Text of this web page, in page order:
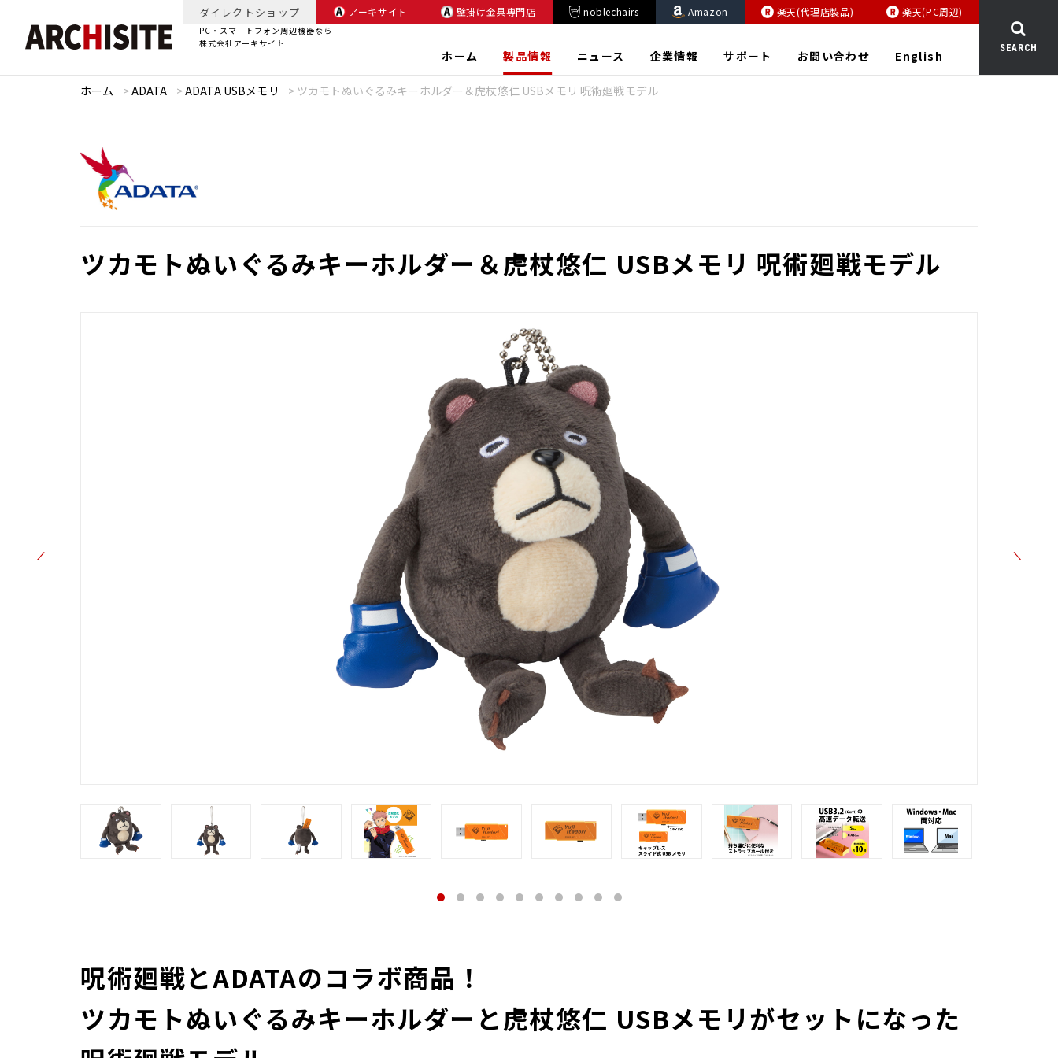
PC・スマートフォン周辺機器なら
株式会社アーキサイト
ダイレクトショップ アーキサイト 壁掛け金具専門店 noblechairs Amazon 楽天(代理店製品) 楽天(PC周辺)
ホーム 製品情報 ニュース 企業情報 サポート お問い合わせ English SEARCH
ホーム >ADATA >ADATA USBメモリ > ツカモトぬいぐるみキーホルダー＆虎杖悠仁 USBメモリ 呪術廻戦モデル
ツカモトぬいぐるみキーホルダー＆虎杖悠仁 USBメモリ 呪術廻戦モデル
呪術廻戦とADATAのコラボ商品！
ツカモトぬいぐるみキーホルダーと虎杖悠仁 USBメモリがセットになった